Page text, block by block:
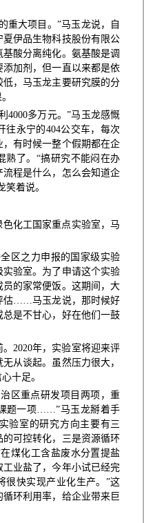
重大项目。”马玉龙说，自
伊品生物科技股份有限公
酸分离纯化。氨基酸是调
加剂，但一直以来都是依
，马玉龙主要研究膜的分
4000多万元。”马玉龙感慨
往永宁的404公交车，每次
有时候一整个假期都在企
熟了。“搞研究不能闷在办
程是什么，怎么会知道企
着说。
化工国家重点实验室，马
区之力申报的国家级实验
验室。为了申请这个实验
的家常便饭。这期间，大
估……马玉龙说，那时候好
是不甘心，好在他们一鼓
2020年，实验室将迎来评
从谈起。虽然压力很大，
十足。
区重点研发项目两项，重
题一项……”马玉龙掰着手
验室的研究方向主要有三
可控转化，三是资源循环
煤化工含盐废水分置提盐
业盐了，今年小试已经完
很快实现产业化生产。”这
环利用率，给企业带来巨